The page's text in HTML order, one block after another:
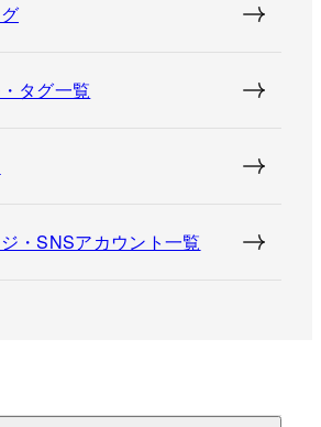
タグ一覧
・SNSアカウント一覧